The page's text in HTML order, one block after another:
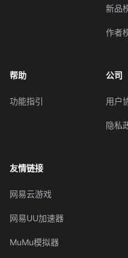
新品
作者
帮助
功能指引
公司
用户
隐私
友情链接
网易云游戏
网易UU加速器
MuMu模拟器